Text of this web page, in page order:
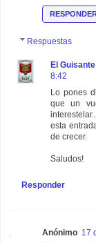
Respuestas
El
8:42
Lo pones
que un
esta
de crecer.
Saludos!
Responder
Anónimo 17